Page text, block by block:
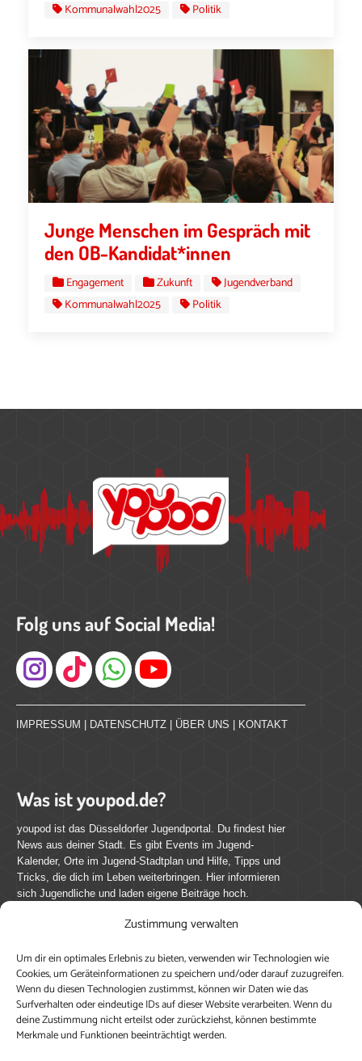
Zustimmung verwalten
Um dir ein optimales Erlebnis zu bieten, verwenden wir Technologien wie
Cookies, um Geräteinformationen zu speichern und/oder darauf zuzugreifen.
Wenn du diesen Technologien zustimmst, können wir Daten wie das
Surfverhalten oder eindeutige IDs auf dieser Website verarbeiten. Wenn du
deine Zustimmung nicht erteilst oder zurückziehst, können bestimmte
Merkmale und Funktionen beeinträchtigt werden.
Kommunalwahl2025
Politik
Junge Menschen im Gespräch mit
den OB-Kandidat*innen
Engagement Zukunft
Jugendverband
Kommunalwahl2025
Politik
Folg uns auf Social Media!
Instagram
IMPRESSUM | DATENSCHUTZ | ÜBER UNS | KONTAKT
Was ist youpod.de?
youpod ist das Düsseldorfer Jugendportal. Du findest hier
News aus deiner Stadt. Es gibt Events im Jugend-
Kalender, Orte im Jugend-Stadtplan und Hilfe, Tipps und
Tricks, die dich im Leben weiterbringen. Hier informieren
sich Jugendliche und laden eigene Beiträge hoch.
youpod.de lebt von Menschen wie dir. Sammel
journalistische Erfahrung, teile deine Perspektive und
veröffentliche deine Beiträge auf youpod.de.Du musst
dich anmelden, um alle Funktionen nutzen zu können, ein
Profil anzulegen, eigene Beiträge hochzuladen und zu